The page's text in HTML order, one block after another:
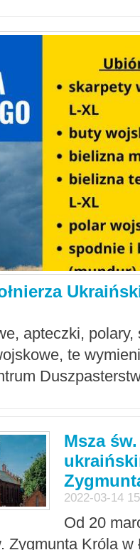
apteczki,
te
Msza
2022-03-14
Od 20
Zygmunta Króla w